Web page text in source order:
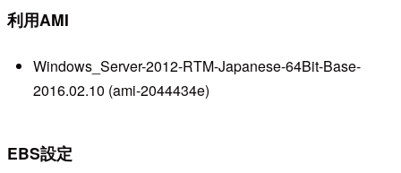
利用AMI
Windows_Server-2012-RTM-Japanese-64Bit-Base-
2016.02.10 (ami-2044434e)
EBS設定